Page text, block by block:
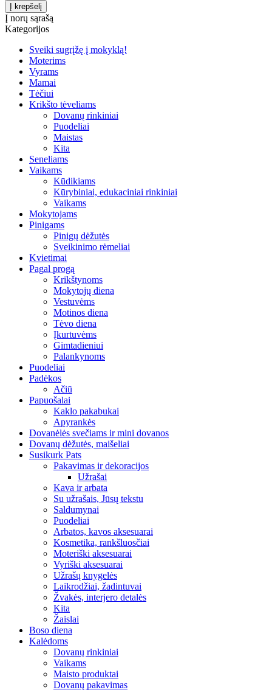
Į norų sąrašą
Kategorijos
Sveiki sugrįžę į mokyklą!
Moterims
Vyrams
Mamai
Tėčiui
Krikšto tėveliams
Dovanų rinkiniai
Puodeliai
Maistas
Kita
Seneliams
Vaikams
Kūdikiams
Kūrybiniai, edukaciniai rinkiniai
Vaikams
Mokytojams
Pinigams
Pinigų dėžutės
Sveikinimo rėmeliai
Kvietimai
Pagal progą
Krikštynoms
Mokytojų diena
Vestuvėms
Motinos diena
Tėvo diena
Įkurtuvėms
Gimtadieniui
Palankynoms
Puodeliai
Padėkos
Ačiū
Papuošalai
Kaklo pakabukai
Apyrankės
Dovanėlės svečiams ir mini dovanos
Dovanų dėžutės, maišeliai
Susikurk Pats
Pakavimas ir dekoracijos
Užrašai
Kava ir arbata
Su užrašais, Jūsų tekstu
Saldumynai
Puodeliai
Arbatos, kavos aksesuarai
Kosmetika, rankšluosčiai
Moteriški aksesuarai
Vyriški aksesuarai
Užrašų knygelės
Laikrodžiai, žadintuvai
Žvakės, interjero detalės
Kita
Žaislai
Boso diena
Kalėdoms
Dovanų rinkiniai
Vaikams
Maisto produktai
Dovanų pakavimas